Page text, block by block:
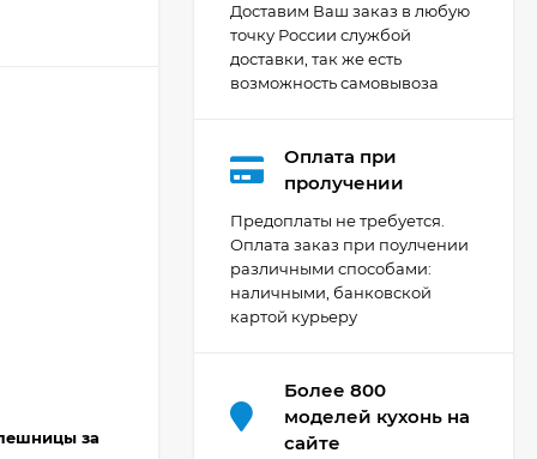
за
Доставим Ваш заказ в любую
точку России службой
доставки, так же есть
возможность самовывоза
Оплата при
пролучении
Предоплаты не требуется.
Оплата заказ при поулчении
различными способами:
наличными, банковской
картой курьеру
Более 800
моделей кухонь на
сайте
Кухня Мишель -
длина 4,2 м
69 303₽
Кухня Принцесса -
44 091